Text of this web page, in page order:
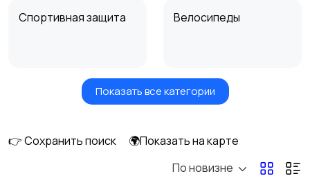
Спортивная защита Велосипеды
Самокаты и
Водные виды спорта
Показать все категории
👉 Сохранить поиск
🌍Показать на карте
По новизне